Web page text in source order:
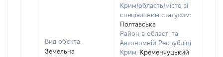
Вид об'єкта:
Земельна
Крим/область/місто зі
спеціальним статусом:
Полтавська
Район в області та
Автономній Республіці
Крим: Кременчуцький